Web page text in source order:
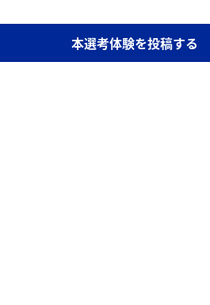
本選考体験を投稿する